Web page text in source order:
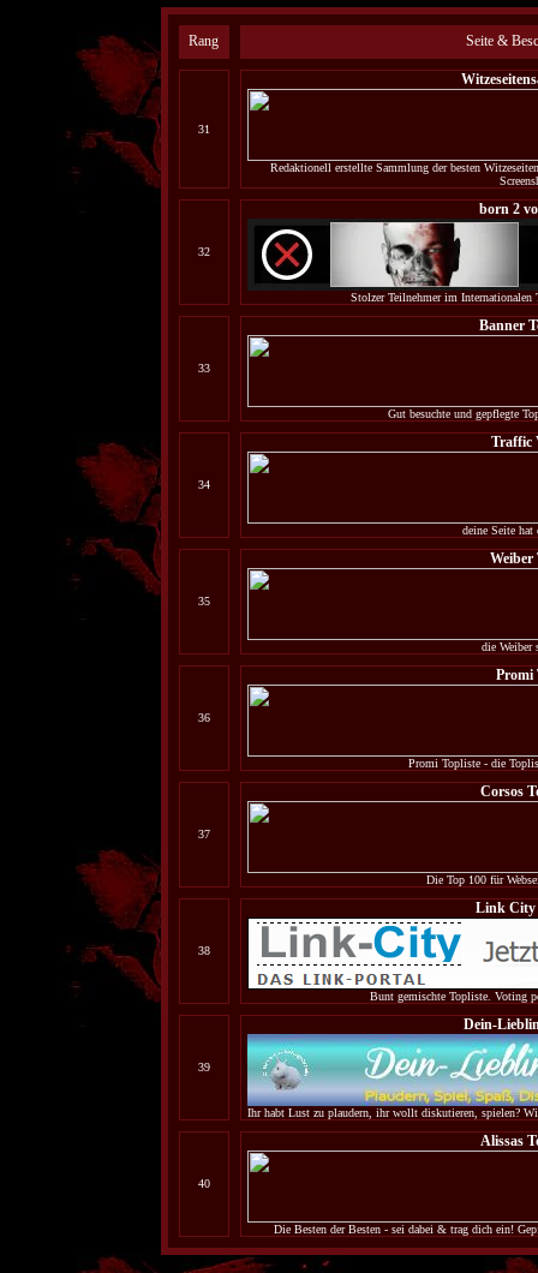
Rang Seite &
31
Redaktionell erstellte Sammlung der besten
32
born 2
Stolzer Teilnehmer im
33
Banner
Gut besuchte und gepflegte
34
Traffic
deine Seite hat
35
Weiber
die Weiber
36
Promi
Promi Topliste - die
37
Corsos
Die Top 100 für
38
Link City
Bunt gemischte Topliste. Voting
39
Dein-
Ihr habt Lust zu plaudern, ihr wollt diskutieren, spielen?
40
Alissas
Die Besten der Besten - sei dabei & trag dich ein!